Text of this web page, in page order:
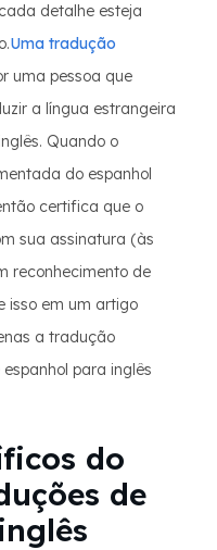
detalhe esteja
Uma tradução
uma pessoa que
a língua estrangeira
Quando o
do espanhol
certifica que o
sua assinatura (às
reconhecimento de
isso em um artigo
a tradução
para inglês
do
de